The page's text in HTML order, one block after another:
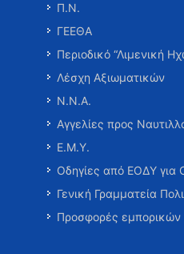
Π.Ν.
ΓΕΕΘΑ
Περιοδικό “Λιμενική
Λέσχη Αξιωματικών
Ν.Ν.Α.
Αγγελίες προς
Ε.Μ.Υ.
Οδηγίες από ΕΟΔΥ για
Γενική Γραμματεία
Προσφορές